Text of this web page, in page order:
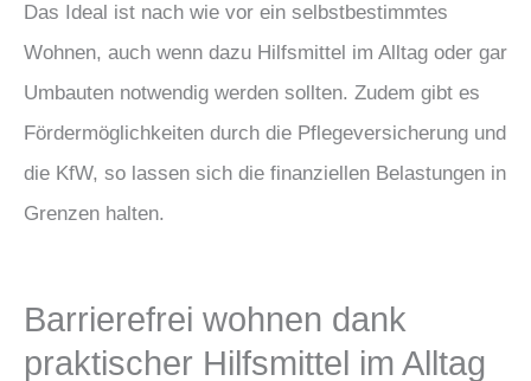
Das Ideal ist nach wie vor ein selbstbestimmtes
Wohnen, auch wenn dazu Hilfsmittel im Alltag oder gar
Umbauten notwendig werden sollten. Zudem gibt es
Fördermöglichkeiten durch die Pflegeversicherung und
die KfW, so lassen sich die finanziellen Belastungen in
Grenzen halten.
Barrierefrei wohnen dank
praktischer Hilfsmittel im Alltag